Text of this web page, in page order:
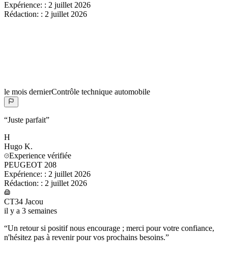
Expérience: : 2 juillet 2026
Rédaction: : 2 juillet 2026
le mois dernierContrôle technique automobile
“Juste parfait”
H
Hugo K.
Experience vérifiée
PEUGEOT 208
Expérience: : 2 juillet 2026
Rédaction: : 2 juillet 2026
CT34 Jacou
il y a 3 semaines
“Un retour si positif nous encourage ; merci pour votre confiance,
n'hésitez pas à revenir pour vos prochains besoins.”